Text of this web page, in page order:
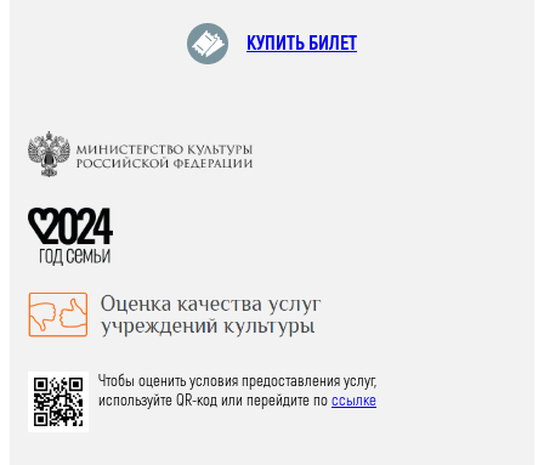
КУПИТЬ БИЛЕТ
Чтобы оценить условия предоставления услуг,
используйте QR-код или перейдите поссылке